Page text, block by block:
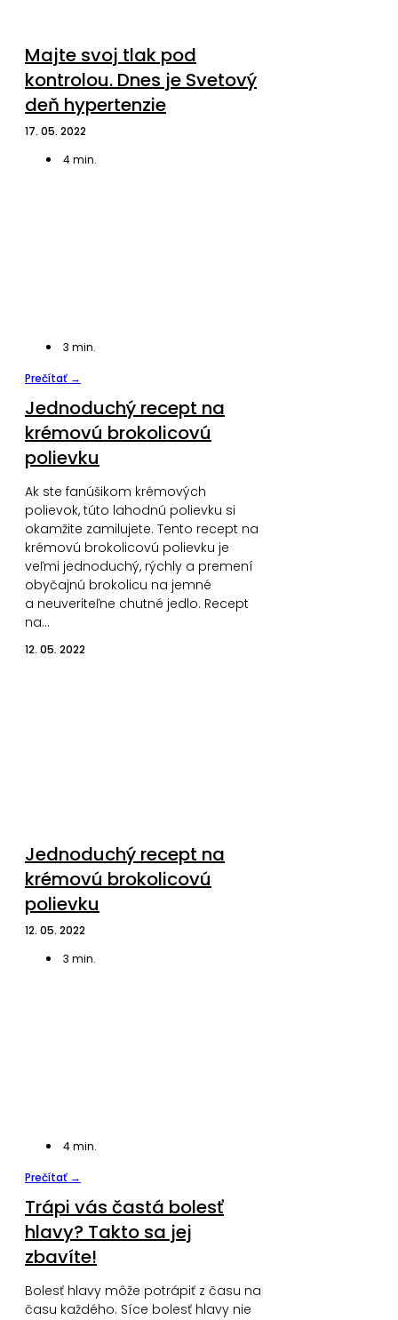
Majte svoj tlak pod
kontrolou. Dnes je Svetový
deň hypertenzie
17. 05. 2022
4min.
3 min.
Prečítať →
Jednoduchý recept na
krémovú brokolicovú
polievku
Ak ste fanúšikom krémových
polievok, túto lahodnú polievku si
okamžite zamilujete. Tento recept na
krémovú brokolicovú polievku je
veľmi jednoduchý, rýchly a premení
obyčajnú brokolicu na jemné
a neuveriteľne chutné jedlo. Recept
na…
12. 05. 2022
Jednoduchý recept na
krémovú brokolicovú
polievku
12. 05. 2022
3 min.
4min.
Prečítať →
Trápi vás častá bolesť
hlavy? Takto sa jej
zbavíte!
Bolesť hlavy môže potrápiť z času na
času každého. Síce bolesť hlavy nie